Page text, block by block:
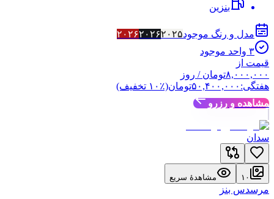
بنزین
مدل و رنگ موجود ۲۰۲۶۲۰۲۶۲۰۲۵
۳ واحد موجود
قیمت از
۸,۰۰۰,۰۰۰تومان / روز
هفتگی: ۵۰,۴۰۰,۰۰۰تومان(٪ ۱۰ تخفیف)
مشاهده و رزرو
سدان
۱۰ مشاهدهٔ سریع
مرسدس بنز